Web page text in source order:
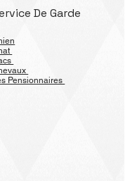
De Garde
Pensionnaires